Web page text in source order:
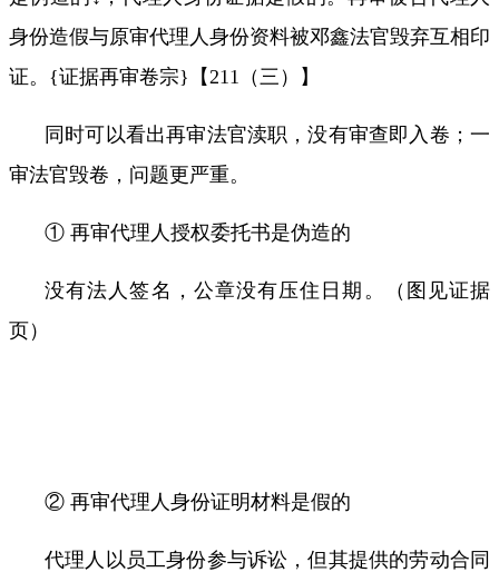
身份造假与原审代理人身份资料被邓鑫法官毁弃互相印
证。 {证据再审卷宗} 【 211 （三）】
同时可以看出再审法官渎职，没有审查即入卷；一
审法官毁卷，问题更严重。
① 再审代理人授权委托书是伪造的
没有法人签名，公章没有压住日期。（图见证据
页）
② 再审代理人身份证明材料是假的
代理人以员工身份参与诉讼，但其提供的劳动合同